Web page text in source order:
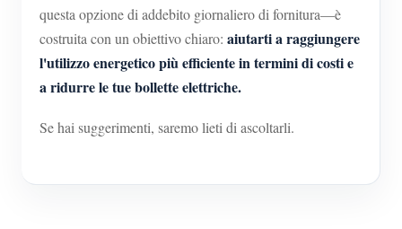
questa opzione di addebito giornaliero di fornitura—è
costruita con un obiettivo chiaro: aiutarti a raggiungere
l'utilizzo energetico più efficiente in termini di costi e
a ridurre le tue bollette elettriche.
Se hai suggerimenti, saremo lieti di ascoltarli.